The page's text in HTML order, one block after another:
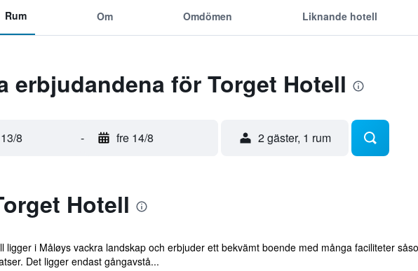
Rum Om Omdömen Liknande hotell
erbjudandena för Torget Hotell
8 - fre 14/8 2 gäster, 1 rum
Hotell
ligger i Måløys vackra landskap och erbjuder ett bekvämt boende med många faciliteter
Det ligger endast gångavstå...